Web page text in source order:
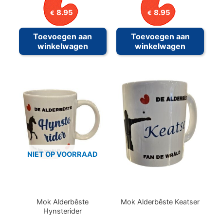
€ 8.95
Toevoegen aan
winkelwagen
€ 8.95
Toevoegen aan
winkelwagen
NIET OP VOORRAAD
Mok Alderbêste
Hynsterider
Mok Alderbêste Keatser